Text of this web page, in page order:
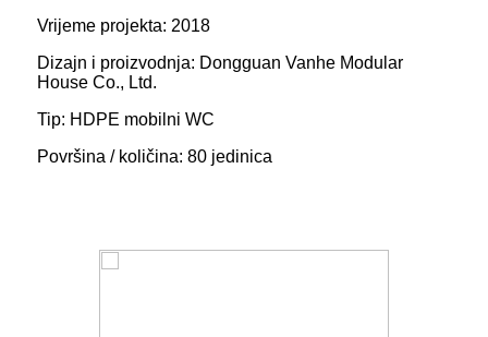
Vrijeme projekta: 2018
Dizajn i proizvodnja: Dongguan Vanhe Modular
House Co., Ltd.
Tip: HDPE mobilni WC
Površina / količina: 80 jedinica